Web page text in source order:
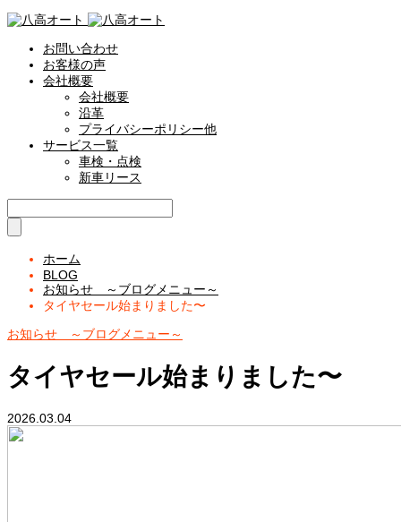
お問い合わせ
お客様の声
会社概要
会社概要
沿革
プライバシーポリシー他
サービス一覧
車検・点検
新車リース
ホーム
BLOG
お知らせ ～ブログメニュー～
タイヤセール始まりました〜
お知らせ ～ブログメニュー～
タイヤセール始まりました〜
2026.03.04